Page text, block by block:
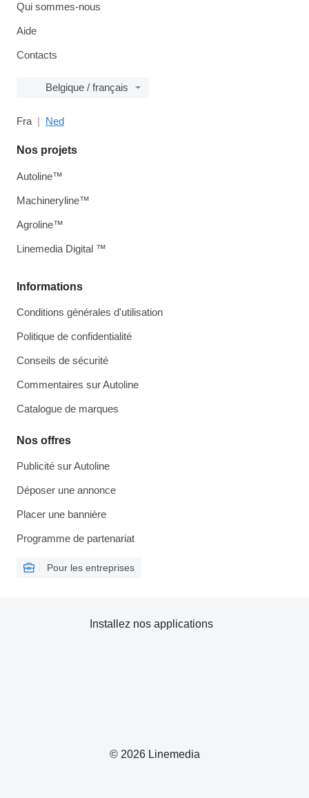
Qui sommes-nous
Aide
Contacts
Belgique / français
Fra Ned
Informations
Conditions générales d'utilisation
Politique de confidentialité
Conseils de sécurité
Commentaires sur Autoline
Catalogue de marques
Nos offres
Publicité sur Autoline
Déposer une annonce
Placer une bannière
Programme de partenariat
Pour les entreprises
Nos projets
Autoline™
Machineryline™
Agroline™
Linemedia Digital ™
© 2026 Linemedia
Installez nos applications